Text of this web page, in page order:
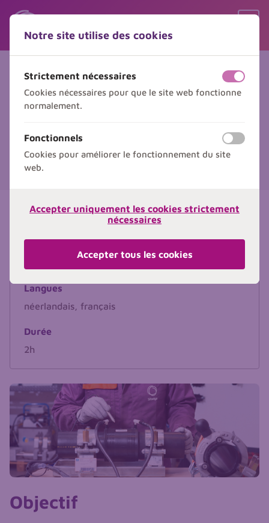
Sauter le contenu
Sauter le choix de langue
Electrosoudure Réexamen –
Matériel Sibelga
S'inscrire
Objectif
Détails de la formation
par personne
Langues
néerlandais, français
Durée
2h
Notre site utilise des cookies
Strictement nécessaires
Cookies nécessaires pour que le site web fonctionne
normalement.
off on
Fonctionnels
Cookies pour améliorer le fonctionnement du site
web.
off on
Accepter uniquement les cookies strictement
nécessaires
Accepter tous les cookies